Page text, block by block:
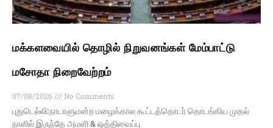
மக்களவையில் தொழில் நிறுவனங்கள் மேம்பாட்டு
மசோதா நிறைவேற்றம்
07/08/2026
No Comments
புதுடெல்லி:நாடாளுமன்ற மழைக்கால கூட்டத்தொடர் தொடங்கிய முதல்
நாளில் இருந்தே அமளி & ஒத்திவைப்பு